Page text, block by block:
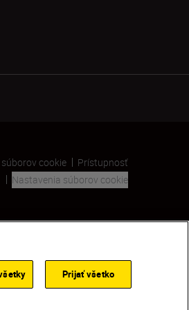
cookie
Prístupnosť
Nastavenia súborov cookie
Prijať všetko